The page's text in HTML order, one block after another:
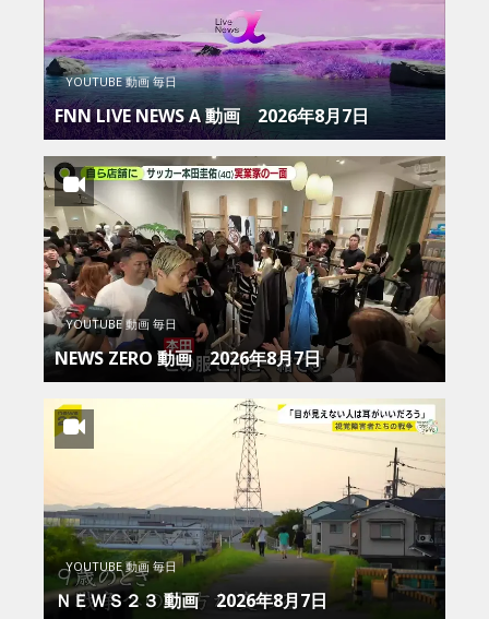
YOUTUBE 動画 毎日
FNN LIVE NEWS Α 動画 2026年8月7日
YOUTUBE 動画 毎日
NEWS ZERO 動画 2026年8月7日
YOUTUBE 動画 毎日
ＮＥＷＳ２３ 動画 2026年8月7日